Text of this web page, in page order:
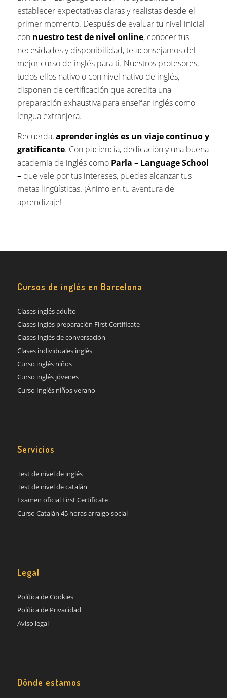
establecer expectativas claras y realistas desde el
primer momento. Después de evaluar tu nivel inicial
con nuestro test de nivel online, conocer tus
necesidades y disponibilidad, te aconsejamos del
mejor curso de inglés para ti. Nuestros profesores,
todos ellos nativo o con nivel nativo de inglés,
disponen de certificación que acredita una
preparación exhaustiva para enseñar inglés como
lengua extranjera.
Recuerda,aprender inglés es un viaje continuo y
gratificante. Con paciencia, dedicación y una buena
academia de inglés como Parla – Language School
–que vele por tus intereses, puedes alcanzar tus
metas lingüísticas. ¡Ánimo en tu aventura de
aprendizaje!
Cursos de inglés en Barcelona
Clases inglés adulto
Clases inglés preparación First Certificate
Clases inglés de conversación
Clases individuales inglés
Curso inglés niños
Curso inglés jóvenes
Curso Inglés niños verano
Servicios
Test de nivel de inglés
Test de nivel de catalán
Examen oficial First Certificate
Curso Catalán 45 horas arraigo social
Legal
Política de Cookies
Política de Privacidad
Aviso legal
Dónde estamos